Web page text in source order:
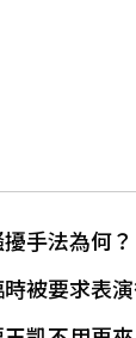
手法為何？
被要求表